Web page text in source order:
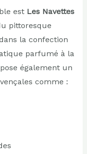
est Les Navettes
pittoresque
la confection
parfumé à la
également un
comme :